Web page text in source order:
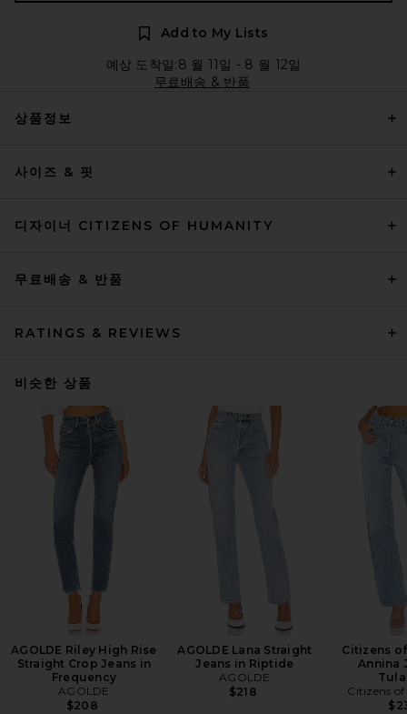
Add to My Lists
예상 도착일:8 월 11일 - 8 월 12일
무료배송 & 반품
상품정보
사이즈 & 핏
디자이너 CITIZENS OF HUMANITY
무료배송 & 반품
RATINGS & REVIEWS
비슷한 상품
AGOLDE Riley High Rise
Straight Crop Jeans in
Frequency
AGOLDE
$208
AGOLDE Lana Straight
Jeans in Riptide
AGOLDE
$218
Citizens
Annina
Citizens